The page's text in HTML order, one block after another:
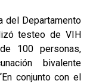
del Departamento
testeo de VIH
100 personas,
bivalente
conjunto con el